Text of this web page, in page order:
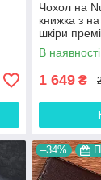
Чохол на
книжка з
шкіри
В наявності
1 649 ₴
–34%